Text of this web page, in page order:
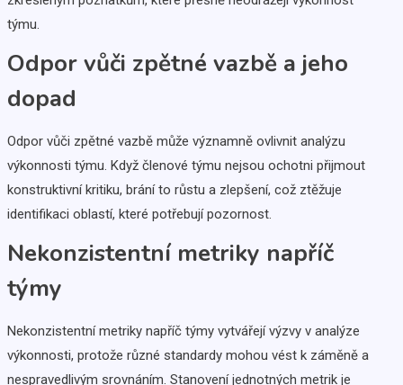
týmu.
Odpor vůči zpětné vazbě a jeho
dopad
Odpor vůči zpětné vazbě může významně ovlivnit analýzu
výkonnosti týmu. Když členové týmu nejsou ochotni přijmout
konstruktivní kritiku, brání to růstu a zlepšení, což ztěžuje
identifikaci oblastí, které potřebují pozornost.
Nekonzistentní metriky napříč
týmy
Nekonzistentní metriky napříč týmy vytvářejí výzvy v analýze
výkonnosti, protože různé standardy mohou vést k záměně a
nespravedlivým srovnáním. Stanovení jednotných metrik je